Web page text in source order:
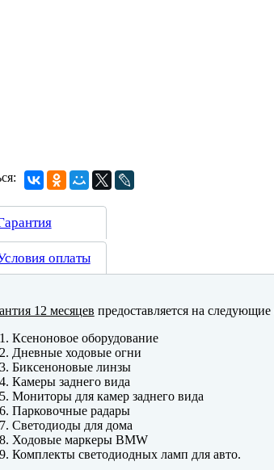
оплаты
12 месяцев предоставляется на следующие
Ксеноновое оборудование
Дневные ходовые огни
Биксеноновые линзы
Камеры заднего вида
Мониторы для камер заднего вида
Парковочные радары
Светодиоды для дома
Ходовые маркеры BMW
Комплекты светодиодных ламп для авто.